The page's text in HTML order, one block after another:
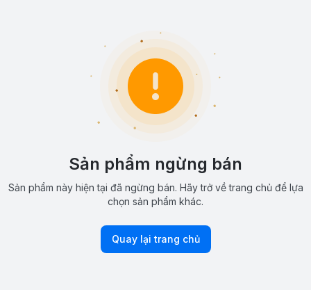
Sản phẩm ngừng bán
Sản phẩm này hiện tại đã ngừng bán. Hãy trở về trang chủ để lựa
chọn sản phẩm khác.
Quay lại trang chủ